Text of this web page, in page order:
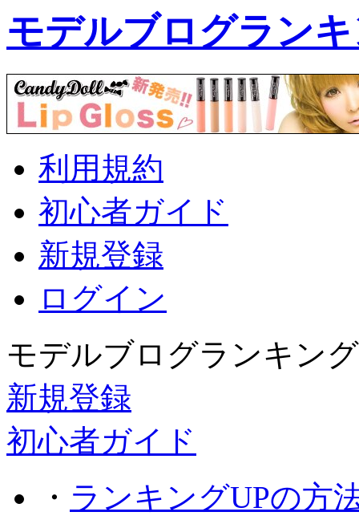
モデルブログラン
利用規約
初心者ガイド
新規登録
ログイン
モデルブログランキング
新規登録
初心者ガイド
・ ランキングUPの方